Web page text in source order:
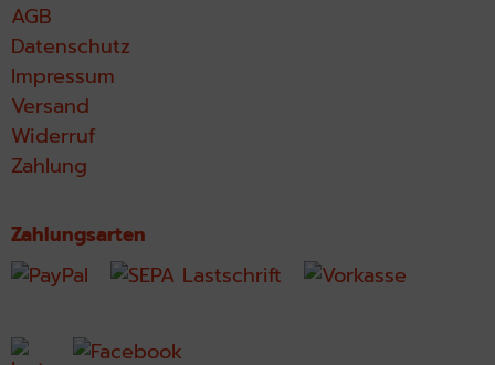
AGB
Datenschutz
Impressum
Versand
Widerruf
Zahlung
Zahlungsarten